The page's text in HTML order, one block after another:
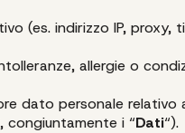
(es. indirizzo IP,
allergie o
dato personale relativo
congiuntamente i “Dati“).